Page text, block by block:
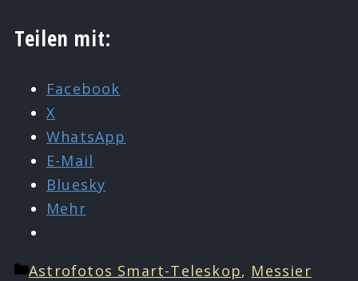
Teilen mit:
Facebook
X
WhatsApp
E-Mail
Bluesky
Mehr
Kategorien
Astrofotos Smart-Teleskop, Messier